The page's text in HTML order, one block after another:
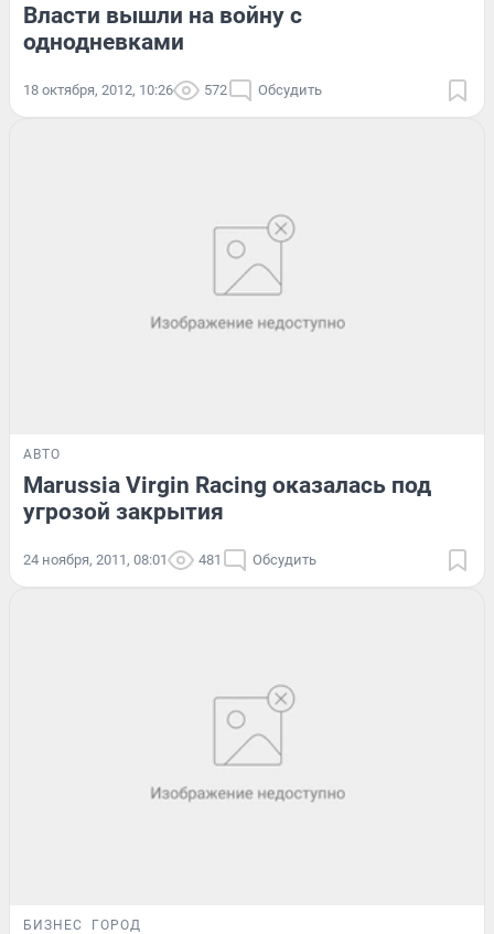
Власти вышли на войну с
однодневками
18 октября, 2012, 10:26 572 Обсудить
АВТО
Marussia Virgin Racing оказалась под
угрозой закрытия
24 ноября, 2011, 08:01 481 Обсудить
БИЗНЕС ГОРОД